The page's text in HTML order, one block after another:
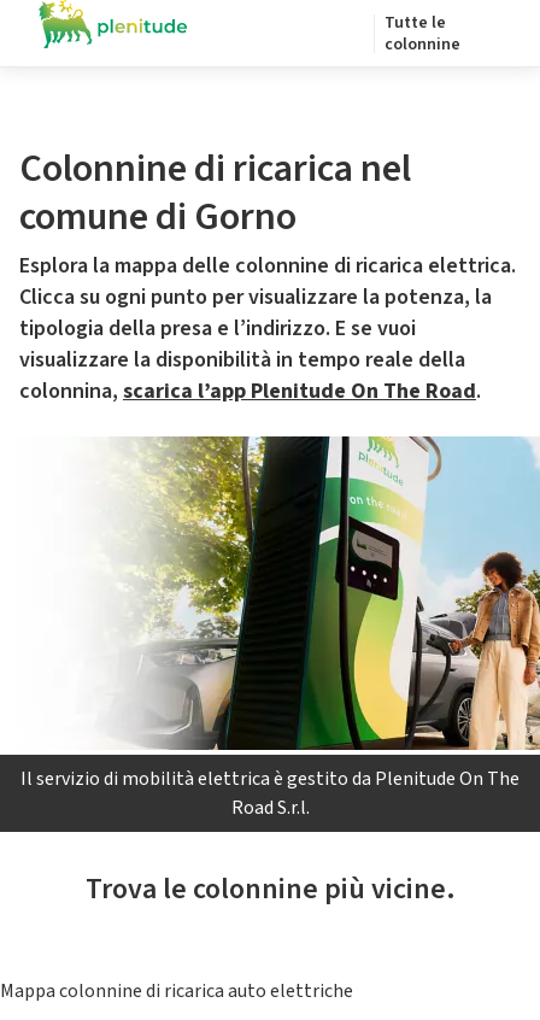
Tutte le
colonnine
Colonnine di ricarica nel
comune di Gorno
Esplora la mappa delle colonnine di ricarica elettrica.
Clicca su ogni punto per visualizzare la potenza, la
tipologia della presa e l’indirizzo. E se vuoi
visualizzare la disponibilità in tempo reale della
colonnina, scarica l’app Plenitude On The Road.
Il servizio di mobilità elettrica è gestito da Plenitude On The
Road S.r.l.
Trova le colonnine più vicine.
Mappa colonnine di ricarica auto elettriche